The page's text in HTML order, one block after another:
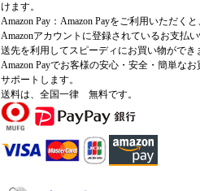
けます。
Amazon Pay：Amazon Payをご利用いただく
Amazonアカウントに登録されているお支払
送先を利用してスピーディにお買い物ができ
Amazon Payでお客様の安心・安全・簡単な
サポートします。
送料は、全国一律 無料です。